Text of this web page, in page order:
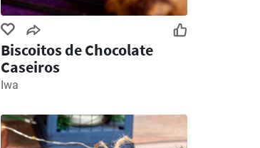
Biscoitos de Chocolate
Caseiros
Iwa